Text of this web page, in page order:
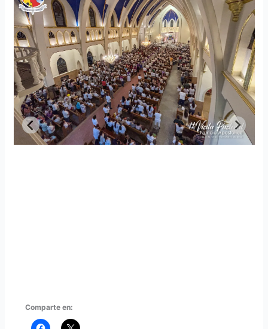
Comparte en: